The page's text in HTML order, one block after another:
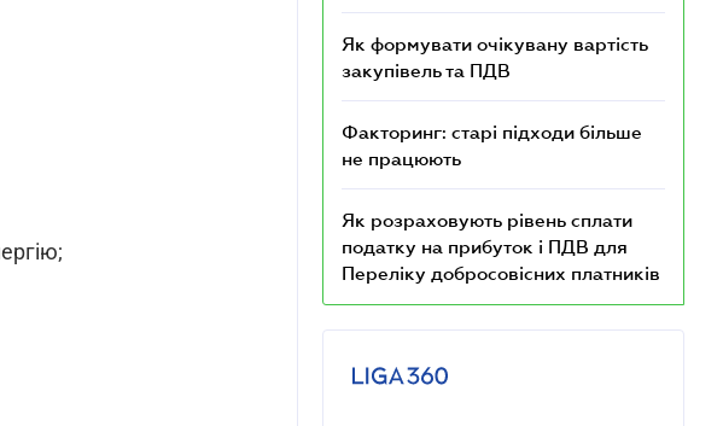
Як формувати очікувану вартість
закупівель та ПДВ
Факторинг: старі підходи більше
не працюють
Як розраховують рівень сплати
податку на прибуток і ПДВ для
Переліку добросовісних платників